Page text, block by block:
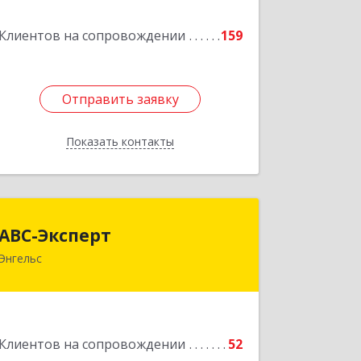
Клиентов на сопровождении 159
Отправить заявку
Показать контакты
Подробнее
Отправить заявку
Назад
Эксперт
Энгельс
Клиентов на сопровождении
52
413105, Саратовская обл, Энгельс г,